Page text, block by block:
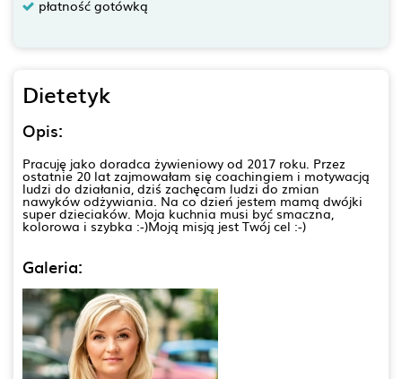
płatność gotówką
Dietetyk
Opis:
Pracuję jako doradca żywieniowy od 2017 roku. Przez
ostatnie 20 lat zajmowałam się coachingiem i motywacją
ludzi do działania, dziś zachęcam ludzi do zmian
nawyków odżywiania. Na co dzień jestem mamą dwójki
super dzieciaków. Moja kuchnia musi być smaczna,
kolorowa i szybka :-)Moją misją jest Twój cel :-)
Galeria: